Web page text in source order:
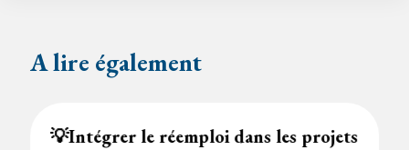
A lire également
💡Intégrer le réemploi dans les projets